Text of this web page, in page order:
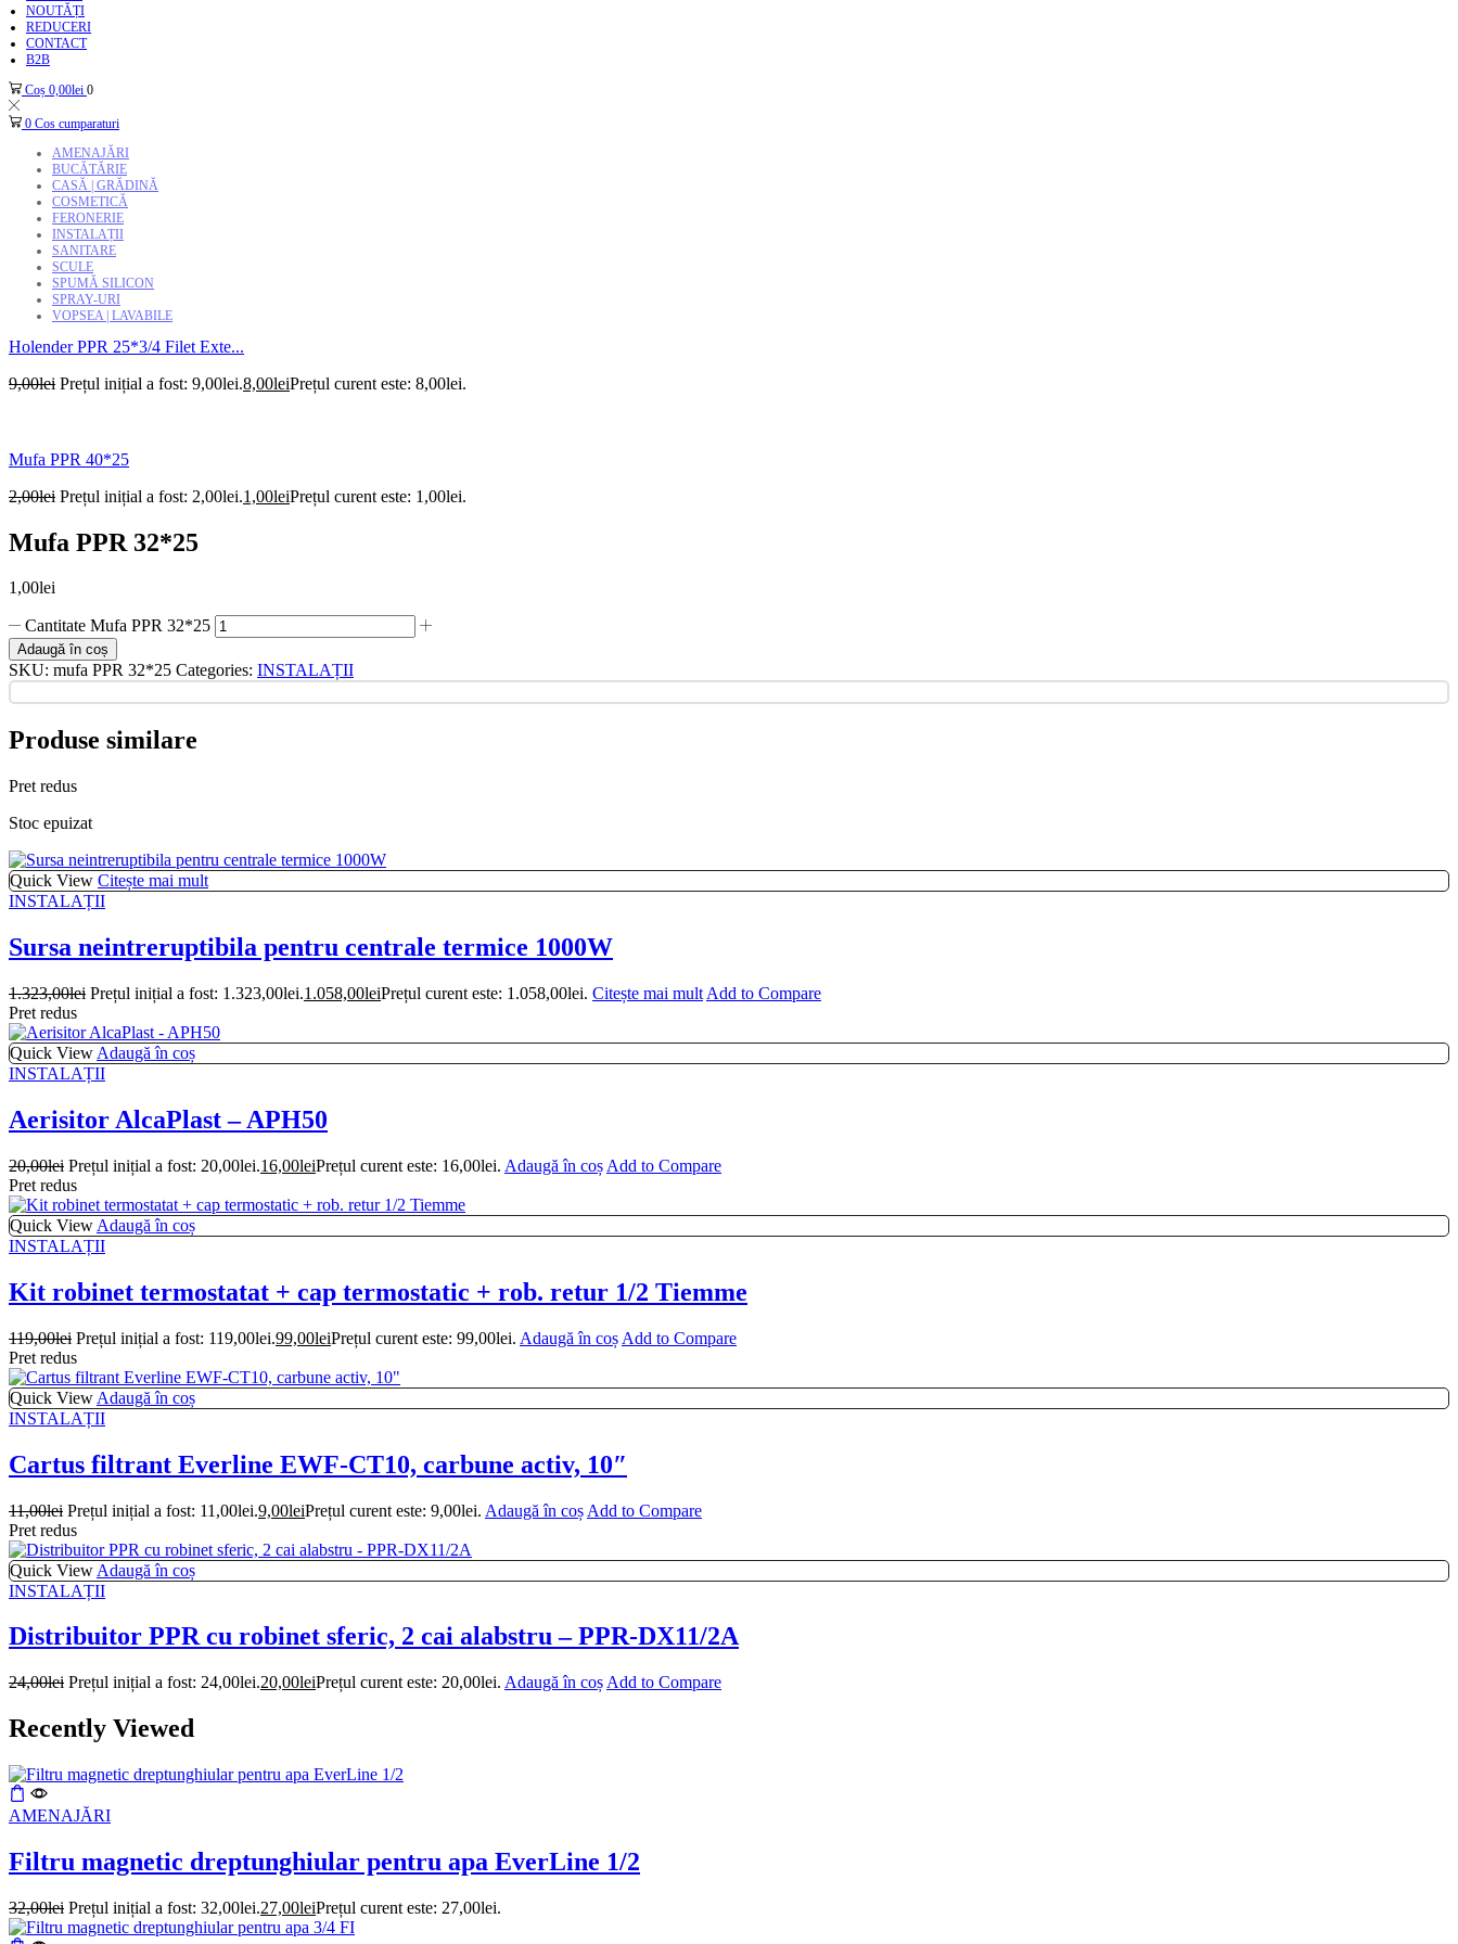
NOUTĂȚI
REDUCERI
CONTACT
B2B
Coș 0,00lei 0
0 Cos cumparaturi
AMENAJĂRI
BUCĂTĂRIE
CASĂ | GRĂDINĂ
COSMETICĂ
FERONERIE
INSTALAȚII
SANITARE
SCULE
SPUMĂ SILICON
SPRAY-URI
VOPSEA | LAVABILE
Holender PPR 25*3/4 Filet Exte...
9,00lei Prețul inițial a fost: 9,00lei.8,00leiPrețul curent este: 8,00lei.
Mufa PPR 40*25
2,00lei Prețul inițial a fost: 2,00lei.1,00leiPrețul curent este: 1,00lei.
Mufa PPR 32*25
1,00lei
Cantitate Mufa PPR 32*25
Adaugă în coș
SKU: mufa PPR 32*25 Categories: INSTALAȚII
Produse similare
Pret redus
Stoc epuizat
Quick View Citește mai mult
INSTALAȚII
Sursa neintreruptibila pentru centrale termice 1000W
1.323,00lei Prețul inițial a fost: 1.323,00lei.1.058,00leiPrețul curent este: 1.058,00lei. Citește mai mult Add to Compare
Pret redus
Quick View Adaugă în coș
INSTALAȚII
Aerisitor AlcaPlast – APH50
20,00lei Prețul inițial a fost: 20,00lei.16,00leiPrețul curent este: 16,00lei. Adaugă în coș Add to Compare
Pret redus
Quick View Adaugă în coș
INSTALAȚII
Kit robinet termostatat + cap termostatic + rob. retur 1/2 Tiemme
119,00lei Prețul inițial a fost: 119,00lei.99,00leiPrețul curent este: 99,00lei. Adaugă în coș Add to Compare
Pret redus
Quick View Adaugă în coș
INSTALAȚII
Cartus filtrant Everline EWF-CT10, carbune activ, 10″
11,00lei Prețul inițial a fost: 11,00lei.9,00leiPrețul curent este: 9,00lei. Adaugă în coș Add to Compare
Pret redus
Quick View Adaugă în coș
INSTALAȚII
Distribuitor PPR cu robinet sferic, 2 cai alabstru – PPR-DX11/2A
24,00lei Prețul inițial a fost: 24,00lei.20,00leiPrețul curent este: 20,00lei. Adaugă în coș Add to Compare
Recently Viewed
AMENAJĂRI
Filtru magnetic dreptunghiular pentru apa EverLine 1/2
32,00lei Prețul inițial a fost: 32,00lei.27,00leiPrețul curent este: 27,00lei.